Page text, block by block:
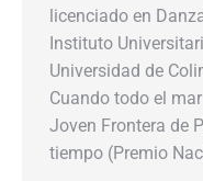
licenciado en
Instituto
Universidad de
Cuando todo el
Joven Frontera de
tiempo (Premio